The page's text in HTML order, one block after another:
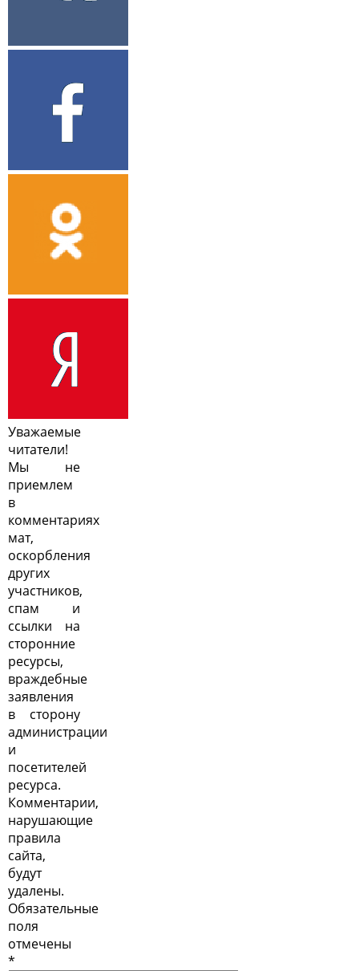
Уважаемые
читатели!
Мы не
приемлем
в
комментариях
мат,
оскорбления
других
участников,
спам и
ссылки на
сторонние
ресурсы,
враждебные
заявления
в сторону
администрации
и
посетителей
ресурса.
Комментарии,
нарушающие
правила
сайта,
будут
удалены.
Обязательные
поля
отмечены
*